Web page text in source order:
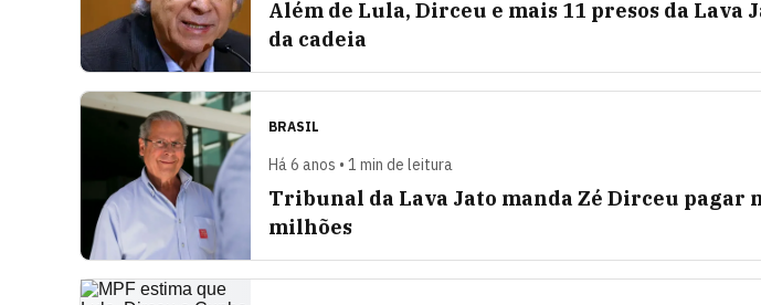
Além de Lula, Dirceu e mais 11 presos da Lava
da cadeia
BRASIL
Há 6 anos • 1 min de leitura
Tribunal da Lava Jato manda Zé Dirceu pagar
milhões